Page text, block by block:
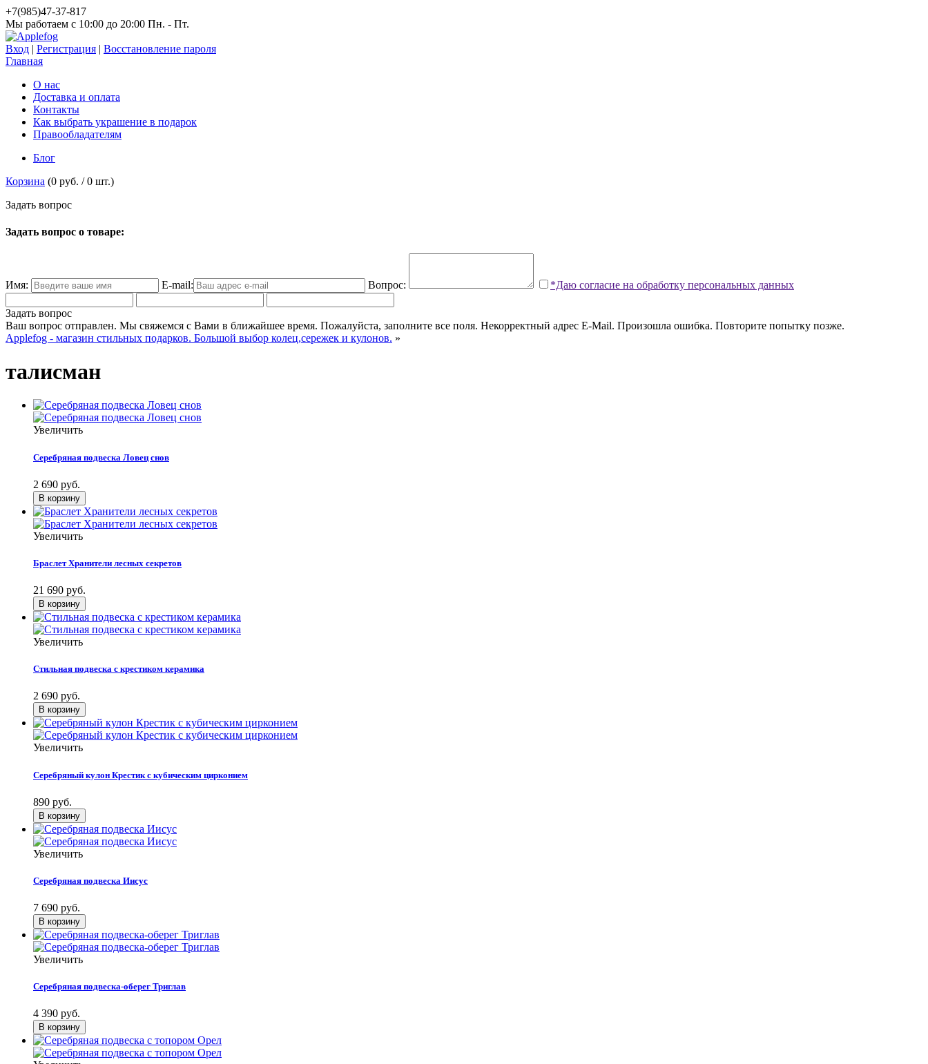
+7(985)47-37-817
Мы работаем c 10:00 до 20:00 Пн. - Пт.
Вход | Регистрация | Восстановление пароля
Главная
О нас
Доставка и оплата
Контакты
Как выбрать украшение в подарок
Правообладателям
Блог
Корзина (0 руб. /0 шт.)
Задать вопрос
Задать вопрос о товаре:
Имя: E-mail: Вопрос: *Даю согласие на обработку персональных данных
Задать вопрос
Ваш вопрос отправлен. Мы свяжемся с Вами в ближайшее время. Пожалуйста, заполните все поля. Некорректный адрес E-Mail. Произошла ошибка. Повторите попытку позже.
Applefog - магазин стильных подарков. Большой выбор колец,сережек и кулонов. »
талисман
Увеличить
Серебряная подвеска Ловец снов
2 690 руб.
Увеличить
Браслет Хранители лесных секретов
21 690 руб.
Увеличить
Стильная подвеска с крестиком керамика
2 690 руб.
Увеличить
Серебряный кулон Крестик с кубическим цирконием
890 руб.
Увеличить
Серебряная подвеска Иисус
7 690 руб.
Увеличить
Серебряная подвеска-оберег Триглав
4 390 руб.